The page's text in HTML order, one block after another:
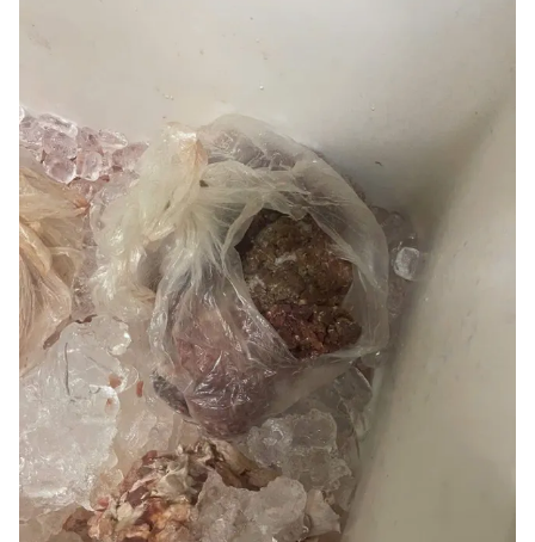
THỜI BÁO VTV
Theo dõi báo trên
Cơ quan chủ quản:Đài Truyền hình Việt Nam
Cơ quan báo chí:Thời báo VTV
Giấy phép hoạt động báo in và báo điện tử số 483/GP-BTTTT
cấp ngày 29/12/2023
Tổng Biên tập:
Vũ Thanh Thủy
Phó Tổng Biên tập:Nguyễn Thị Mỹ Hạnh, Phạm Quốc Thắng,
Nguyễn Trọng Ninh
Tổng đài VTV:024.38 355 931 - 024.38 355 932